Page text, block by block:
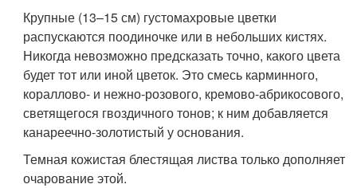
Крупные (13–15 см) густомахровые цветки
распускаются поодиночке или в небольших кистях.
Никогда невозможно предсказать точно, какого цвета
будет тот или иной цветок. Это смесь карминного,
кораллово- и нежно-розового, кремово-абрикосового,
светящегося гвоздичного тонов; к ним добавляется
канареечно-золотистый у основания.
Темная кожистая блестящая листва только дополняет
очарование этой.